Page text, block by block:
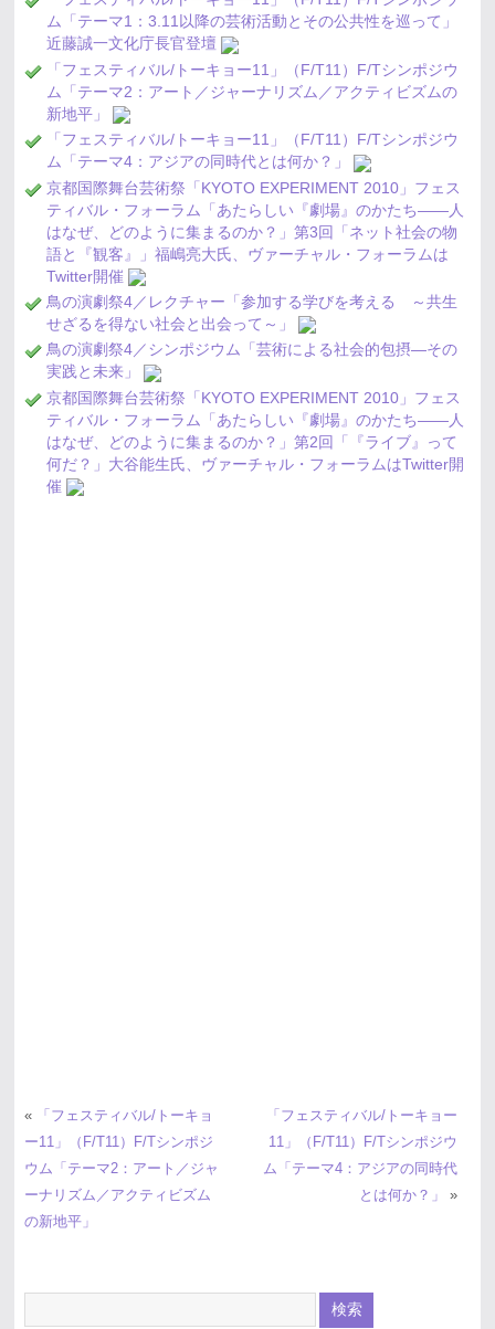
ム「テーマ1：3.11以降の芸術活動とその公共性を巡って」
近藤誠一文化庁長官登壇
「フェスティバル/トーキョー11」（F/T11）F/Tシンポジウ
ム「テーマ2：アート／ジャーナリズム／アクティビズムの
新地平」
「フェスティバル/トーキョー11」（F/T11）F/Tシンポジウ
ム「テーマ4：アジアの同時代とは何か？」
京都国際舞台芸術祭「KYOTO EXPERIMENT 2010」フェス
ティバル・フォーラム「あたらしい『劇場』のかたち――人
はなぜ、どのように集まるのか？」第3回「ネット社会の物
語と『観客』」福嶋亮大氏、ヴァーチャル・フォーラムは
Twitter開催
鳥の演劇祭4／レクチャー「参加する学びを考える ～共生
せざるを得ない社会と出会って～」
鳥の演劇祭4／シンポジウム「芸術による社会的包摂―その
実践と未来」
京都国際舞台芸術祭「KYOTO EXPERIMENT 2010」フェス
ティバル・フォーラム「あたらしい『劇場』のかたち――人
はなぜ、どのように集まるのか？」第2回「『ライブ』って
何だ？」大谷能生氏、ヴァーチャル・フォーラムはTwitter開
催
«
「フェスティバル/トーキョ
ー11」（F/T11）F/Tシンポジ
ウム「テーマ2：アート／ジャ
ーナリズム／アクティビズム
の新地平」
「フェスティバル/トーキョー
11」（F/T11）F/Tシンポジウ
ム「テーマ4：アジアの同時代
とは何か？」
»